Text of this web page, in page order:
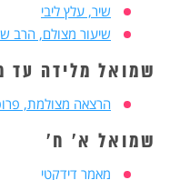
שיר, עלץ ליבי
שיעור מצולם, הרב
שמואל מלידה עד
הרצאה מצולמת,
שמואל א' ח'
מאמר דידקטי